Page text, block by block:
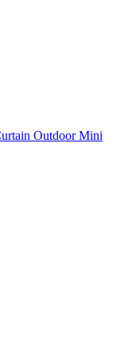
Outdoor Mini